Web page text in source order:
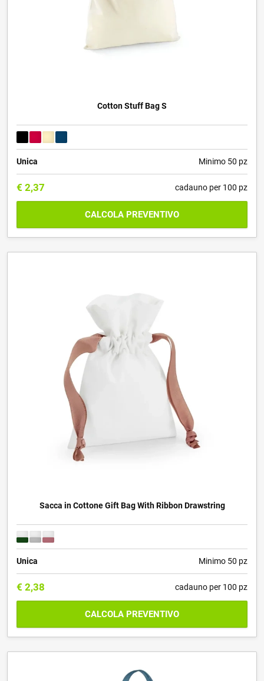
Cotton Stuff Bag S
Unica Minimo 50 pz
€ 2,37 cadauno per 100 pz
CALCOLA PREVENTIVO
Sacca in Cottone Gift Bag With Ribbon Drawstring
Unica Minimo 50 pz
€ 2,38 cadauno per 100 pz
CALCOLA PREVENTIVO